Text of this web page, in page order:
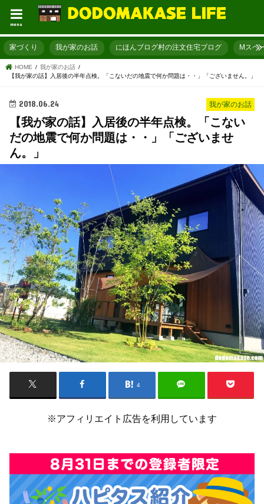
menu
家づくり 我が家のお話 にほんブログ村の注文住宅ブログ Mスペ
HOME
我が家のお話
【我が家の話】入居後の半年点検。「こないだの地震で何か問題は・・」「ございません。」
我が家のお話
2018.06.24
【我が家の話】入居後の半年点検。「こない
だの地震で何か問題は・・」「ございませ
ん。」
4
※アフィリエイト広告を利用しています